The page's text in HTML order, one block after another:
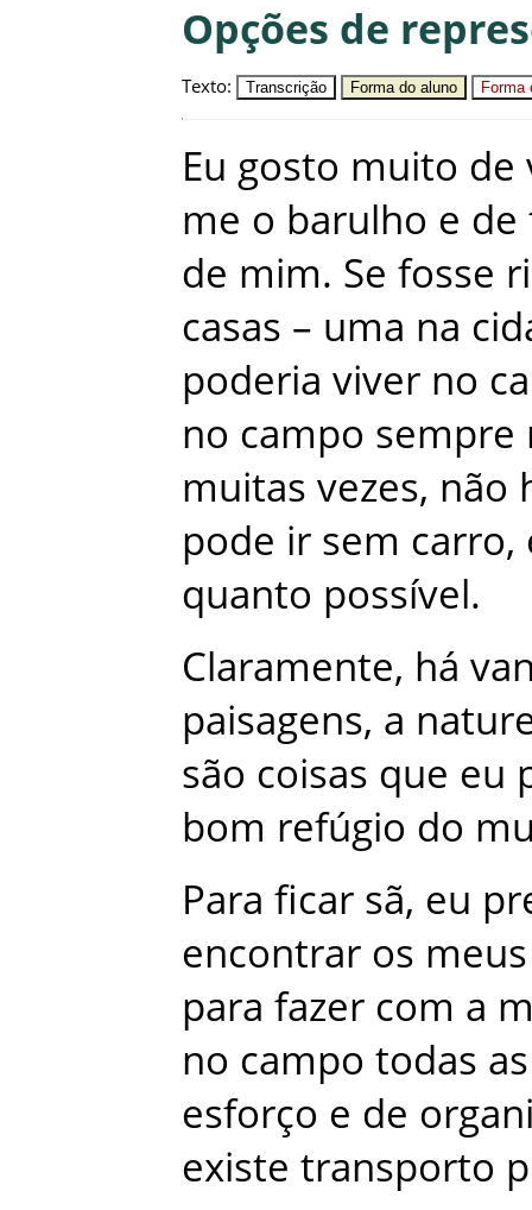
Opções de
Texto: Transcrição Forma do aluno Forma
Eu gosto muito de
me o barulho e de
de mim. Se fosse
casas – uma na
poderia viver no
no campo sempre
muitas vezes, não
pode ir sem carro,
quanto possível.
Claramente, há
paisagens, a
são coisas que eu
bom refúgio do
Para ficar sã, eu
encontrar os meus
para fazer com a
no campo todas as
esforço e de
existe transporto